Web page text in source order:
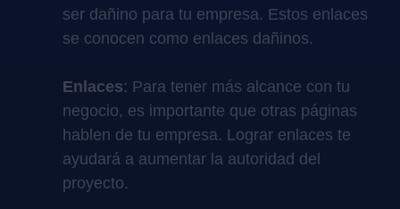
ser dañino para tu empresa. Estos enlaces
se conocen como enlaces dañinos.
Enlaces: Para tener más alcance con tu
negocio, es importante que otras páginas
hablen de tu empresa. Lograr enlaces te
ayudará a aumentar la autoridad del
proyecto.